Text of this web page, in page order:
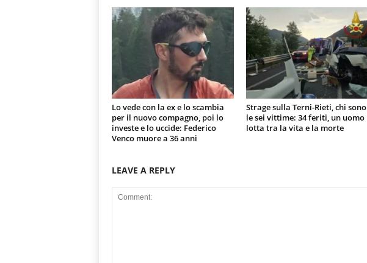
Lo vede con la ex e lo scambia
per il nuovo compagno, poi lo
investe e lo uccide: Federico
Venco muore a 36 anni
Strage sulla Terni-Rieti, chi sono
le sei vittime: 34 feriti, un uomo
lotta tra la vita e la morte
LEAVE A REPLY